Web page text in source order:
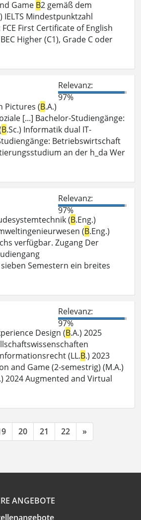
Game B2 gemäß dem
IELTS Mindestpunktzahl
First Certificate of English
Higher (C1), Grade C oder
Relevanz:
97%
Pictures (B.A.)
[...] Bachelor-Studiengänge:
B.Sc.) Informatik dual IT-
Betriebswirtschaft
an der h_da Wer
Relevanz:
97%
(B.Eng.)
(B.Eng.)
verfügbar. Zugang Der
Semestern ein breites
Relevanz:
97%
Design (B.A.) 2025
(LL.B.) 2023
and Game (2-semestrig) (M.A.)
2024 Augmented and Virtual
20 21 22 »
ANGEBOTE